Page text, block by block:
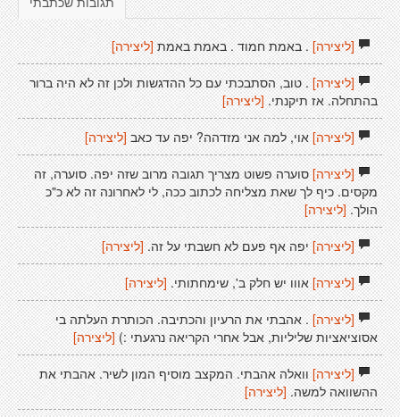
[ליצירה]. באמת חמוד . באמת באמת [ליצירה]
[ליצירה]. טוב, הסתבכתי עם כל ההדגשות ולכן זה לא היה ברור
בהתחלה. אז תיקנתי. [ליצירה]
[ליצירה]אוי, למה אני מזדהה? יפה עד כאב[ליצירה]
[ליצירה]סוערה פשוט מצריך תגובה מרוב שזה יפה. סוערה, זה
מקסים. כיף לך שאת מצליחה לכתוב ככה, לי לאחרונה זה לא כ"כ
הולך. [ליצירה]
[ליצירה]יפה אף פעם לא חשבתי על זה. [ליצירה]
[ליצירה]אווו יש חלק ב', שימחתותי.[ליצירה]
[ליצירה]. אהבתי את הרעיון והכתיבה. הכותרת העלתה בי
אסוציאציות שליליות, אבל אחרי הקריאה נרגעתי :) [ליצירה]
[ליצירה]וואלה אהבתי. המקצב מוסיף המון לשיר. אהבתי את
ההשוואה למשה. [ליצירה]